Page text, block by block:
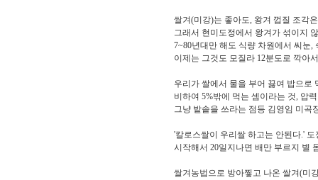
쌀겨(미강)는 좋아도, 왕겨 껍질 조각
그래서 현미도정에서 왕겨가 섞이지
7~80년대만 해도 식량 차원에서 씨눈,
이제는 그것도 모질라 12분도로 깍아
우리가 쌀에서 물을 부어 끓여 밥으로
비하여 5%밖에 먹는 셈이라는 것, 압
그냥 밭솥을 쓰라는 점등 김영임 미곡
'칼로스쌀이 우리쌀 하고는 안된다.'
시작해서 20일지나면 배만 부르지 별
쌀겨농법으로 방아찧고 나온 쌀겨(미